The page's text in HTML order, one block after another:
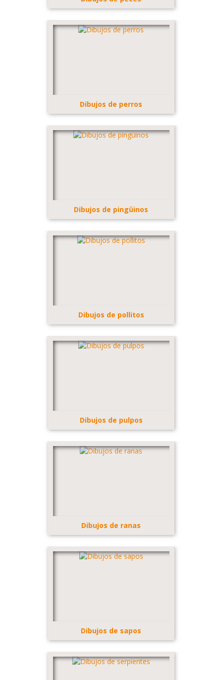
Dibujos de perros
Dibujos de pingüinos
Dibujos de pollitos
Dibujos de pulpos
Dibujos de ranas
Dibujos de sapos